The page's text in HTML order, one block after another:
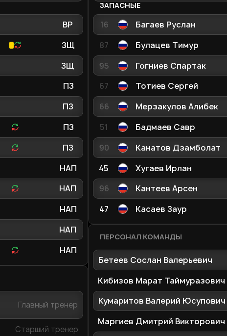
ВР
ЗЩ
ЗЩ
ПЗ
ПЗ
ПЗ
ПЗ
НАП
НАП
НАП
НАП
НАП
Главный тренер
Старший тренер
ЗАПАСНЫЕ
16 Багаев Руслан
87
Булацев Тимур
95
Гогниев Спартак
67
Тотиев Сергей
66
Мерзакулов Алибек
51
Бадмаев Савр
90
Канатов Дзамболат
45
Хугаев Ирлан
96
Кантеев Арсен
47
Касаев Заур
ПЕРСОНАЛ КОМАНДЫ
Бетеев Сослан Валерьевич
Кибизов Марат Таймуразович
Кумаритов Валерий Юсупович
Маргиев Дмитрий Викторович